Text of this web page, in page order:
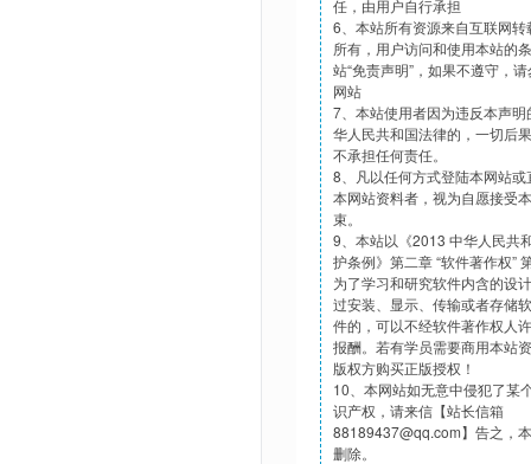
任，由用户自行承担
6、本站所有资源来自互联网
所有，用户访问和使用本站的
站“免责声明”，如果不遵守，
网站
7、本站使用者因为违反本声
华人民共和国法律的，一切后
不承担任何责任。
8、凡以任何方式登陆本网站
本网站资料者，视为自愿接受
束。
9、本站以《2013 中华人民共
护条例》第二章 “软件著作权”
为了学习和研究软件内含的设
过安装、显示、传输或者存储
件的，可以不经软件著作权人
报酬。若有学员需要商用本站
版权方购买正版授权！
10、本网站如无意中侵犯了某
识产权，请来信【站长信箱
88189437@qq.com】告之，
删除。